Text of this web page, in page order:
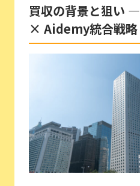
買収の背景と狙い
× Aidemy統合戦略